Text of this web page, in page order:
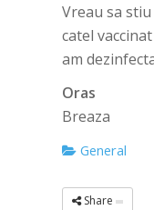
Vreau sa
catel
am
Oras
Breaza
General
Share